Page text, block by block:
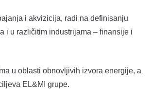
i akvizicija, radi na definisanju
i u različitim industrijama – finansije i
u oblasti obnovljivih izvora energije, a
EL&MI grupe.